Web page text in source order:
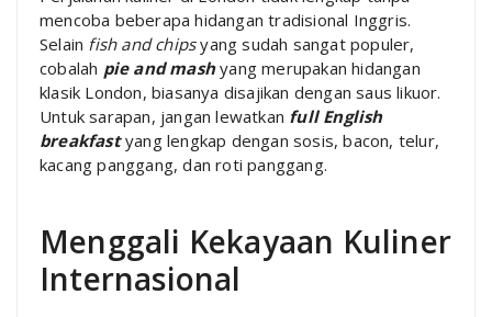
mencoba beberapa hidangan tradisional Inggris.
Selain fish and chipsyang sudah sangat populer,
cobalah pie and mashyang merupakan hidangan
klasik London, biasanya disajikan dengan saus likuor.
Untuk sarapan, jangan lewatkan full English
breakfastyang lengkap dengan sosis, bacon, telur,
kacang panggang, dan roti panggang.
Menggali Kekayaan Kuliner
Internasional